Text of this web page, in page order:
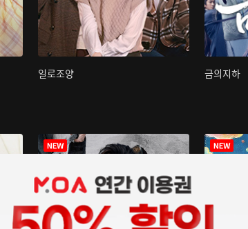
일로조양 금의지하